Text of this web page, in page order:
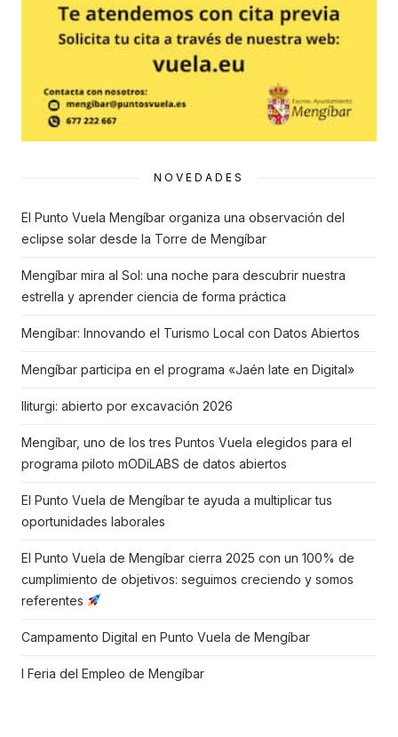
NOVEDADES
El Punto Vuela Mengíbar organiza una observación del
eclipse solar desde la Torre de Mengíbar
Mengíbar mira al Sol: una noche para descubrir nuestra
estrella y aprender ciencia de forma práctica
Mengíbar: Innovando el Turismo Local con Datos Abiertos
Mengíbar participa en el programa «Jaén late en Digital»
Iliturgi: abierto por excavación 2026
Mengíbar, uno de los tres Puntos Vuela elegidos para el
programa piloto mODiLABS de datos abiertos
El Punto Vuela de Mengíbar te ayuda a multiplicar tus
oportunidades laborales
El Punto Vuela de Mengíbar cierra 2025 con un 100% de
cumplimiento de objetivos: seguimos creciendo y somos
referentes
Campamento Digital en Punto Vuela de Mengíbar
I Feria del Empleo de Mengíbar